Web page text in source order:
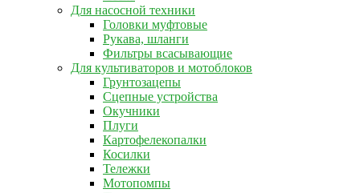
Для насосной техники
Головки муфтовые
Рукава, шланги
Фильтры всасывающие
Для культиваторов и мотоблоков
Грунтозацепы
Сцепные устройства
Окучники
Плуги
Картофелекопалки
Косилки
Тележки
Мотопомпы